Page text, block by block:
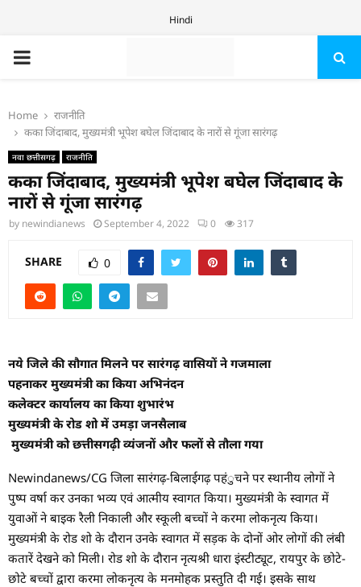
Hindi
PRIMARY
Home
राजनीति
कका जिंदाबाद, मुख्यमंत्री भूपेश बघेल जिंदाबाद के नारों से गूंजा सारंगढ़
नवा छत्तीसगढ़ राजनीति
कका जिंदाबाद, मुख्यमंत्री भूपेश बघेल जिंदाबाद के
नारों से गूंजा सारंगढ़
by newindianews September 4, 2022 0 317
SHARE 0
नये जिले की सौगात मिलने पर सारंगढ़ वासियों ने गजमाला
पहनाकर मुख्यमंत्री का किया अभिनंदन
कलेक्टर कार्यालय का किया शुभारंभ
मुख्यमंत्री के रोड शो में उमड़ा जनसैलाब
मुख्यमंत्री को छत्तीसगढ़ी व्यंजनों और फलों से तौला गया
Newindanews/CG जिला सारंगढ़-बिलाईगढ़ पहंुचने पर स्थानीय लोगों ने
पुष्प वर्षा कर उनका भव्य एवं आत्मीय स्वागत किया। मुख्यमंत्री के स्वागत में
युवाओं ने बाइक रैली निकाली और स्कूली बच्चों ने करमा लोकनृत्य किया।
मुख्यमंत्री के रोड शो के दौरान उनके स्वागत में सड़क के दोनों ओर लोगों की लंबी
कतारें देखने को मिली। रोड शो के दौरान नृत्यश्री धारा इंस्टीट्यूट, रायपुर के छोटे-
छोटे बच्चों द्वारा करमा लोकनृत्य के मनमोहक प्रस्तुति दी गई। इसके साथ